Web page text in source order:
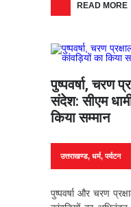
READ MORE
पुष्पवर्षा, चरण
संदेश: सीएम
किया सम्मान
उत्तराखण्ड, धर्म,पर्यटन
पुष्पवर्षा और चरण